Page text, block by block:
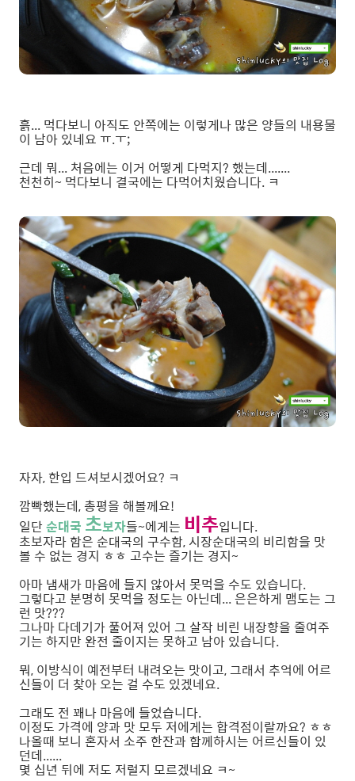
흙... 먹다보니 아직도 안쪽에는 이렇게나 많은 양들의 내용물
이 남아 있네요 ㅠ.ㅜ;
근데 뭐... 처음에는 이거 어떻게 다먹지? 했는데.......
천천히~ 먹다보니 결국에는 다먹어치웠습니다. ㅋ
자자, 한입 드셔보시겠어요? ㅋ
깜빡했는데, 총평을 해볼께요!
일단 순대국 초보자들~에게는 비추입니다.
초보자라 함은 순대국의 구수함, 시장순대국의 비리함을 맛
볼 수 없는 경지 ㅎㅎ 고수는 즐기는 경지~
아마 냄새가 마음에 들지 않아서 못먹을 수도 있습니다.
그렇다고 분명히 못먹을 정도는 아닌데... 은은하게 맴도는 그
런 맛???
그나마 다데기가 풀어져 있어 그 살작 비린 내장향을 줄여주
기는 하지만 완전 줄이지는 못하고 남아 있습니다.
뭐, 이방식이 예전부터 내려오는 맛이고, 그래서 추억에 어르
신들이 더 찾아 오는 걸 수도 있겠네요.
그래도 전 꽤나 마음에 들었습니다.
이정도 가격에 양과 맛 모두 저에게는 합격점이랄까요? ㅎㅎ
나올때 보니 혼자서 소주 한잔과 함께하시는 어르신들이 있
던데......
몇 십년 뒤에 저도 저럴지 모르겠네요 ㅋ~